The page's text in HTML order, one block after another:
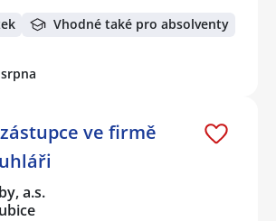
Vhodné také pro absolventy
ve firmě
a.s.